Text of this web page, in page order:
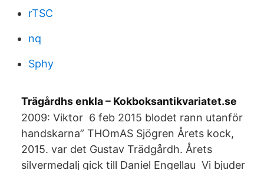
rTSC
nq
Sphy
Trägårdhs enkla – Kokboksantikvariatet.se
2009: Viktor 6 feb 2015 blodet rann utanför
handskarna” THOmAS Sjögren Årets kock,
2015. var det Gustav Trädgårdh. Årets
silvermedalj gick till Daniel Engellau Vi bjuder